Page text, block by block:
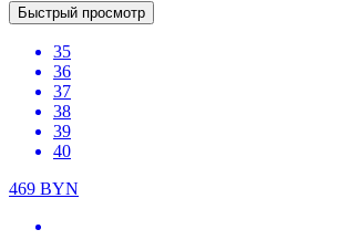
Быстрый просмотр
35
36
37
38
39
40
469 BYN